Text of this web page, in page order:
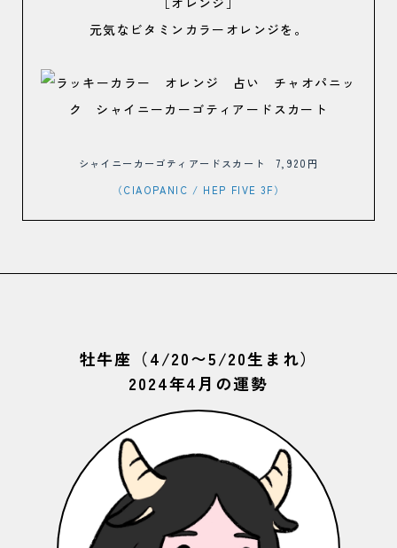
元気なビタミンカラーオレンジを。
シャイニーカーゴティアードスカート 7,920円
（CIAOPANIC / HEP FIVE 3F）
牡牛座（4/20〜5/20生まれ）
2024年4月の運勢